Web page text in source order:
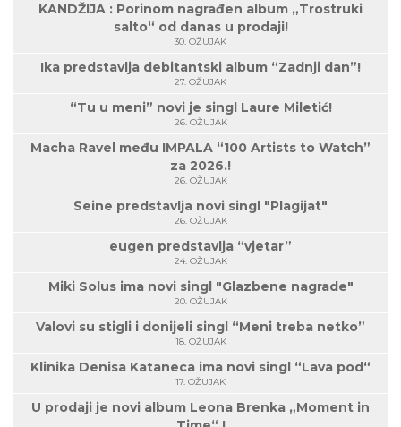
KANDŽIJA : Porinom nagrađen album „Trostruki
salto“ od danas u prodaji!
30. OŽUJAK
Ika predstavlja debitantski album “Zadnji dan”!
27. OŽUJAK
“Tu u meni” novi je singl Laure Miletić!
26. OŽUJAK
Macha Ravel među IMPALA “100 Artists to Watch”
za 2026.!
26. OŽUJAK
Seine predstavlja novi singl "Plagijat"
26. OŽUJAK
eugen predstavlja “vjetar”
24. OŽUJAK
Miki Solus ima novi singl "Glazbene nagrade"
20. OŽUJAK
Valovi su stigli i donijeli singl “Meni treba netko”
18. OŽUJAK
Klinika Denisa Kataneca ima novi singl “Lava pod“
17. OŽUJAK
U prodaji je novi album Leona Brenka „Moment in